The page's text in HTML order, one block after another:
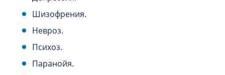
Шизофрения.
Невроз.
Психоз.
Паранойя.